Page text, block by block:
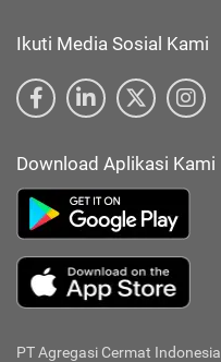
Ikuti Media Sosial Kami
Download Aplikasi Kami
PT Agregasi Cermat Indonesia